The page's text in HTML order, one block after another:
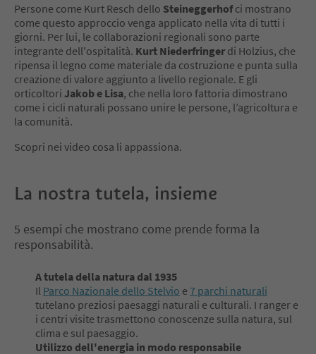
Persone come Kurt Resch dello Steineggerhofci mostrano
come questo approccio venga applicato nella vita di tutti i
giorni. Per lui, le collaborazioni regionali sono parte
integrante dell'ospitalità. Kurt Niederfringer di Holzius, che
ripensa il legno come materiale da costruzione e punta sulla
creazione di valore aggiunto a livello regionale. E gli
orticoltori Jakob e Lisa, che nella loro fattoria dimostrano
come i cicli naturali possano unire le persone, l’agricoltura e
la comunità.
Scopri nei video cosa li appassiona.
La nostra tutela, insieme
5 esempi che mostrano come prende forma la
responsabilità.
A tutela della natura dal 1935
Il Parco Nazionale dello Stelvio e 7 parchi naturali
tutelano preziosi paesaggi naturali e culturali. I ranger e
i centri visite trasmettono conoscenze sulla natura, sul
clima e sul paesaggio.
Utilizzo dell'energia in modo responsabile